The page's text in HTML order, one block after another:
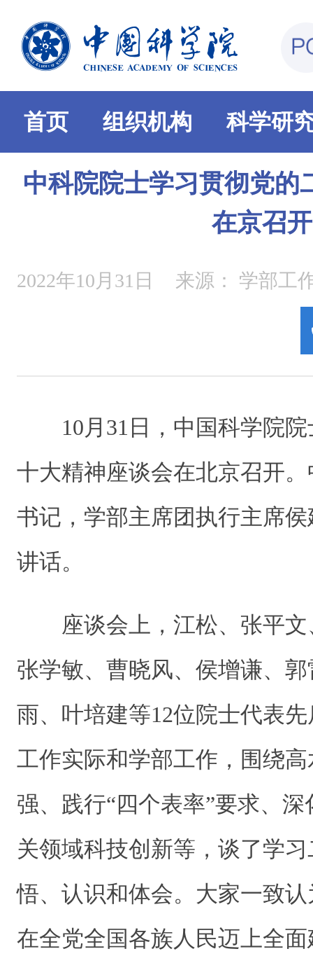
首页 组织机构 科学研
中科院院士学习贯彻党的
在京召开
2022年10月31日 来源： 学部工
10月31日，中国科学院院
十大精神座谈会在北京召开
书记，学部主席团执行主席
讲话。
座谈会上，江松、张平文
张学敏、曹晓风、侯增谦、
雨、叶培建等12位院士代表
工作实际和学部工作，围绕
强、践行“四个表率”要求、
关领域科技创新等，谈了学
悟、认识和体会。大家一致
在全党全国各族人民迈上全